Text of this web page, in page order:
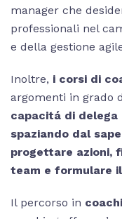
manager che
professionali nel
e della gestione
Inoltre, i corsi di
argomenti in grado
capacitá di delega
spaziando dal
progettare azioni,
team e formulare
Il percorso in